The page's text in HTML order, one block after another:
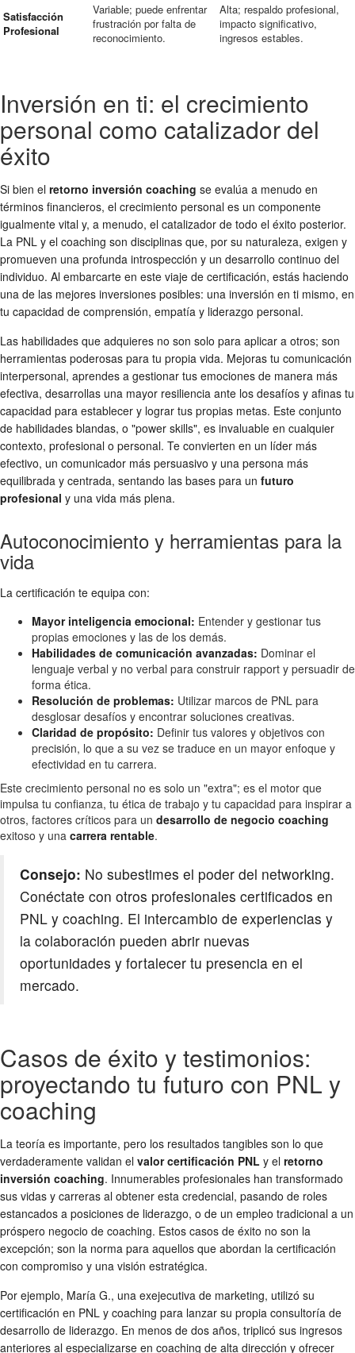
Satisfacción
Profesional
Variable; puede enfrentar
frustración por falta de
reconocimiento.
Alta; respaldo profesional,
impacto significativo,
ingresos estables.
Inversión en ti: el crecimiento
personal como catalizador del
éxito
Si bien el retorno inversión coaching se evalúa a menudo en
términos financieros, el crecimiento personal es un componente
igualmente vital y, a menudo, el catalizador de todo el éxito posterior.
La PNL y el coaching son disciplinas que, por su naturaleza, exigen y
promueven una profunda introspección y un desarrollo continuo del
individuo. Al embarcarte en este viaje de certificación, estás haciendo
una de las mejores inversiones posibles: una inversión en ti mismo, en
tu capacidad de comprensión, empatía y liderazgo personal.
Las habilidades que adquieres no son solo para aplicar a otros; son
herramientas poderosas para tu propia vida. Mejoras tu comunicación
interpersonal, aprendes a gestionar tus emociones de manera más
efectiva, desarrollas una mayor resiliencia ante los desafíos y afinas tu
capacidad para establecer y lograr tus propias metas. Este conjunto
de habilidades blandas, o "power skills", es invaluable en cualquier
contexto, profesional o personal. Te convierten en un líder más
efectivo, un comunicador más persuasivo y una persona más
equilibrada y centrada, sentando las bases para un futuro
profesional y una vida más plena.
Autoconocimiento y herramientas para la
vida
La certificación te equipa con:
Mayor inteligencia emocional: Entender y gestionar tus
propias emociones y las de los demás.
Habilidades de comunicación avanzadas: Dominar el
lenguaje verbal y no verbal para construir rapport y persuadir de
forma ética.
Resolución de problemas: Utilizar marcos de PNL para
desglosar desafíos y encontrar soluciones creativas.
Claridad de propósito: Definir tus valores y objetivos con
precisión, lo que a su vez se traduce en un mayor enfoque y
efectividad en tu carrera.
Este crecimiento personal no es solo un "extra"; es el motor que
impulsa tu confianza, tu ética de trabajo y tu capacidad para inspirar a
otros, factores críticos para un desarrollo de negocio coaching
exitoso y una carrera rentable.
Consejo: No subestimes el poder del networking.
Conéctate con otros profesionales certificados en
PNL y coaching. El intercambio de experiencias y
la colaboración pueden abrir nuevas
oportunidades y fortalecer tu presencia en el
mercado.
Casos de éxito y testimonios:
proyectando tu futuro con PNL y
coaching
La teoría es importante, pero los resultados tangibles son lo que
verdaderamente validan el valor certificación PNL y el retorno
inversión coaching. Innumerables profesionales han transformado
sus vidas y carreras al obtener esta credencial, pasando de roles
estancados a posiciones de liderazgo, o de un empleo tradicional a un
próspero negocio de coaching. Estos casos de éxito no son la
excepción; son la norma para aquellos que abordan la certificación
con compromiso y una visión estratégica.
Por ejemplo, María G., una exejecutiva de marketing, utilizó su
certificación en PNL y coaching para lanzar su propia consultoría de
desarrollo de liderazgo. En menos de dos años, triplicó sus ingresos
anteriores al especializarse en coaching de alta dirección y ofrecer